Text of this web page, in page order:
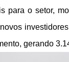
para o setor,
gerando